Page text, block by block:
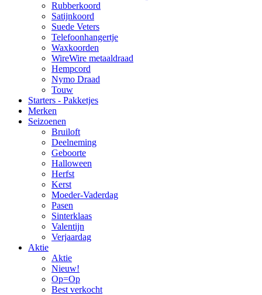
Rubberkoord
Satijnkoord
Suede Veters
Telefoonhangertje
Waxkoorden
WireWire metaaldraad
Hempcord
Nymo Draad
Touw
Starters - Pakketjes
Merken
Seizoenen
Bruiloft
Deelneming
Geboorte
Halloween
Herfst
Kerst
Moeder-Vaderdag
Pasen
Sinterklaas
Valentijn
Verjaardag
Aktie
Aktie
Nieuw!
Op=Op
Best verkocht